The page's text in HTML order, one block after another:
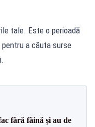
tale. Este o perioadă
a căuta surse
fără făină și au de